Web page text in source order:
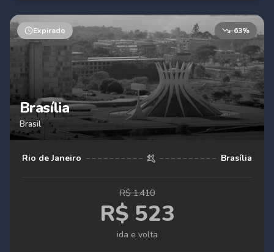
Expirado -63%
Brasília
Brasil
Rio de Janeiro Brasília
R$1.410
R$ 523
ida e volta